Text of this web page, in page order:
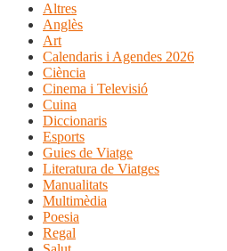
Altres
Anglès
Art
Calendaris i Agendes 2026
Ciència
Cinema i Televisió
Cuina
Diccionaris
Esports
Guies de Viatge
Literatura de Viatges
Manualitats
Multimèdia
Poesia
Regal